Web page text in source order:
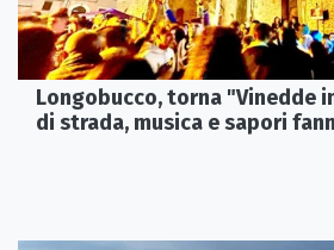
Longobucco, torna "Vinedde
di strada, musica e sapori